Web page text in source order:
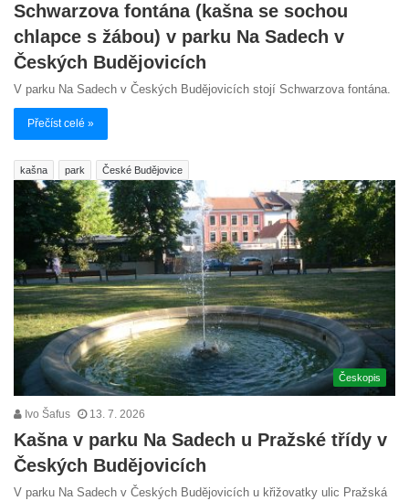
Schwarzova fontána (kašna se sochou
chlapce s žábou) v parku Na Sadech v
Českých Budějovicích
V parku Na Sadech v Českých Budějovicích stojí Schwarzova fontána.
Přečíst celé »
kašna park České Budějovice
Českopis
Ivo Šafus 13. 7. 2026
Kašna v parku Na Sadech u Pražské třídy v
Českých Budějovicích
V parku Na Sadech v Českých Budějovicích u křižovatky ulic Pražská